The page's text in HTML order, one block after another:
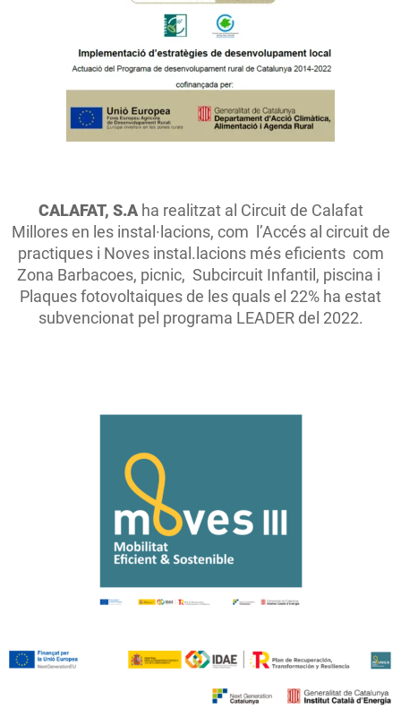
CALAFAT, S.Aha realitzat al Circuit de Calafat
Millores en les instal·lacions, com l’Accés al circuit de
practiques i Noves instal.lacions més eficients com
Zona Barbacoes, picnic, Subcircuit Infantil, piscina i
Plaques fotovoltaiques de les quals el 22% ha estat
subvencionat pel programa LEADER del 2022.